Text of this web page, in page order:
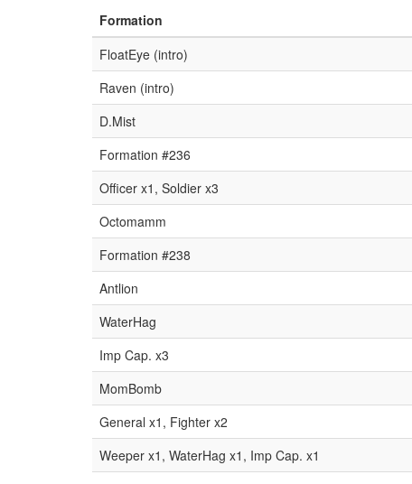
Formation
FloatEye (intro)
Raven (intro)
D.Mist
Formation #236
Officer x1, Soldier x3
Octomamm
Formation #238
Antlion
WaterHag
Imp Cap. x3
MomBomb
General x1, Fighter x2
Weeper x1, WaterHag x1, Imp Cap. x1